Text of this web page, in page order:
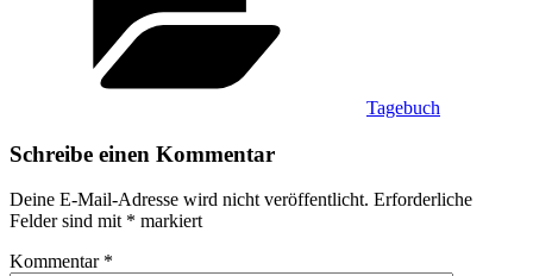
Tagebuch
Schreibe einen Kommentar
Deine E-Mail-Adresse wird nicht veröffentlicht. Erforderliche
Felder sind mit * markiert
Kommentar *